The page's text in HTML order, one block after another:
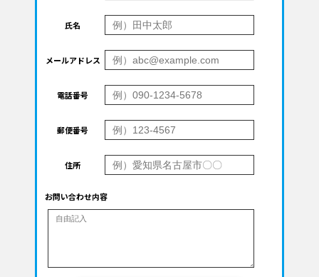
氏名
メールアドレス
電話番号
郵便番号
住所
お問い合わせ内容